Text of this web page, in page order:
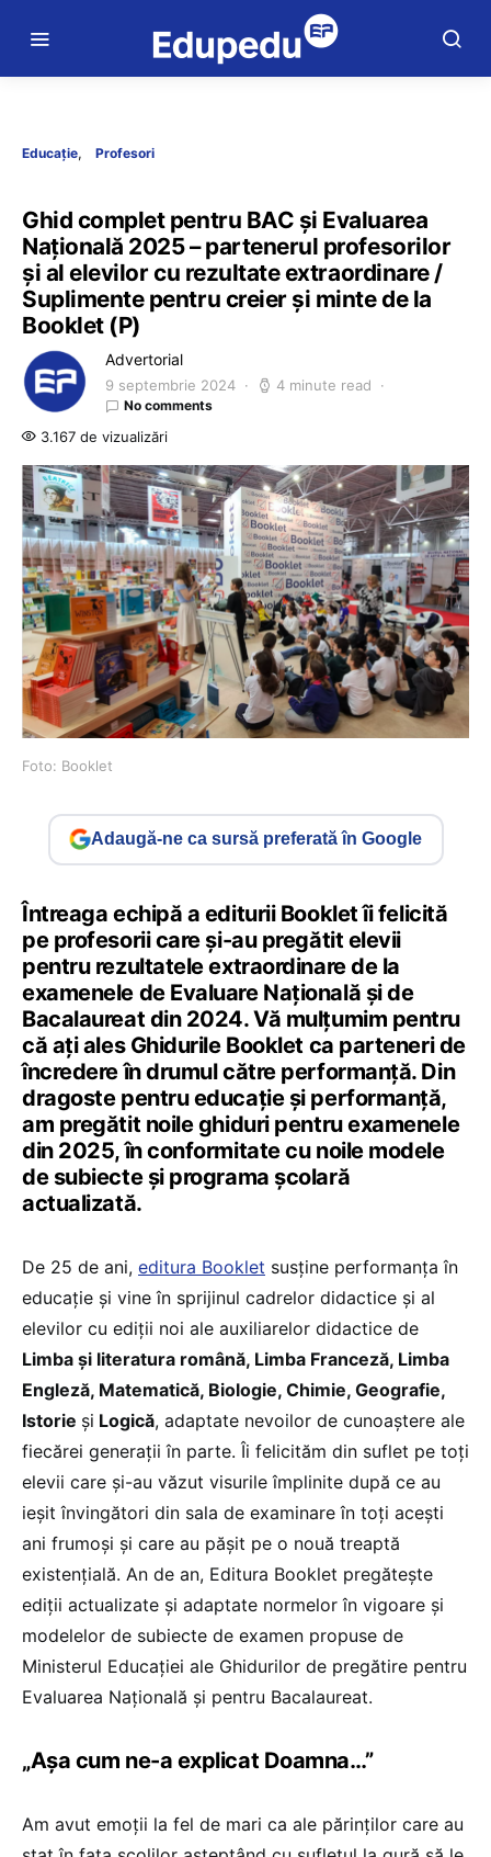
Educație Profesori
Ghid complet pentru BAC și Evaluarea
Națională 2025 – partenerul profesorilor
și al elevilor cu rezultate extraordinare /
Suplimente pentru creier și minte de la
Booklet (P)
Advertorial
9 septembrie 2024 4 minute read
No comments
3.167 de vizualizări
Foto: Booklet
Adaugă-ne ca sursă preferată în Google
Întreaga echipă a editurii Booklet îi felicită
pe profesorii care și-au pregătit elevii
pentru rezultatele extraordinare de la
examenele de Evaluare Națională și de
Bacalaureat din 2024. Vă mulțumim pentru
că ați ales Ghidurile Booklet ca parteneri de
încredere în drumul către performanță. Din
dragoste pentru educație și performanță,
am pregătit noile ghiduri pentru examenele
din 2025, în conformitate cu noile modele
de subiecte și programa școlară
actualizată.
De 25 de ani, editura Booklet susține performanța în
educație și vine în sprijinul cadrelor didactice și al
elevilor cu ediții noi ale auxiliarelor didactice de
Limba și literatura română, Limba Franceză, Limba
Engleză, Matematică, Biologie, Chimie, Geografie,
Istorie și Logică, adaptate nevoilor de cunoaștere ale
fiecărei generații în parte. Îi felicităm din suflet pe toți
elevii care și-au văzut visurile împlinite după ce au
ieșit învingători din sala de examinare în toți acești
ani frumoși și care au pășit pe o nouă treaptă
existențială. An de an, Editura Booklet pregătește
ediții actualizate și adaptate normelor în vigoare și
modelelor de subiecte de examen propuse de
Ministerul Educației ale Ghidurilor de pregătire pentru
Evaluarea Națională și pentru Bacalaureat.
„Așa cum ne-a explicat Doamna…”
Am avut emoții la fel de mari ca ale părinților care au